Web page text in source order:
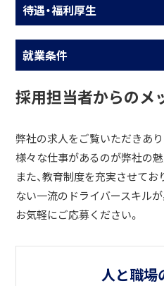
待遇・福利厚生
就業条件
採用担当者からのメ
弊社の求人をご覧いただきあ
様々な仕事があるのが弊社の魅
また、教育制度を充実させてお
ない一流のドライバースキルが
お気軽にご応募ください。
人と職場